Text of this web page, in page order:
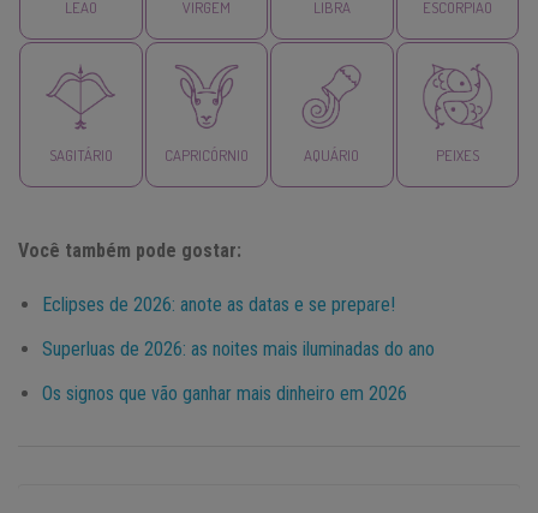
LEÃO VIRGEM LIBRA ESCORPIÃO
SAGITÁRIO CAPRICÓRNIO AQUÁRIO PEIXES
Você também pode gostar:
Eclipses de 2026: anote as datas e se prepare!
Superluas de 2026: as noites mais iluminadas do ano
Os signos que vão ganhar mais dinheiro em 2026